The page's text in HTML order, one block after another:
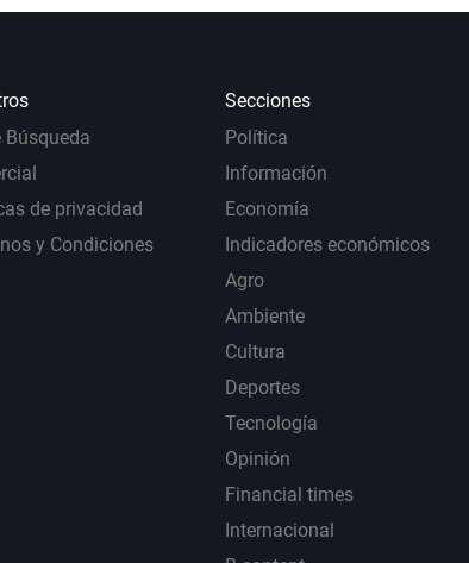
Búsqueda
de privacidad
y Condiciones
Secciones
Política
Información
Economía
Indicadores económicos
Agro
Ambiente
Cultura
Deportes
Tecnología
Opinión
Financial times
Internacional